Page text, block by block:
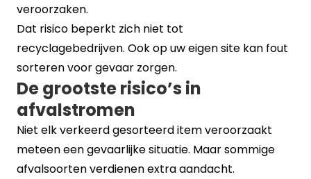
veroorzaken.
Dat risico beperkt zich niet tot
recyclagebedrijven. Ook op uw eigen site kan fout
sorteren voor gevaar zorgen.
De grootste risico’s in
afvalstromen
Niet elk verkeerd gesorteerd item veroorzaakt
meteen een gevaarlijke situatie. Maar sommige
afvalsoorten verdienen extra aandacht.